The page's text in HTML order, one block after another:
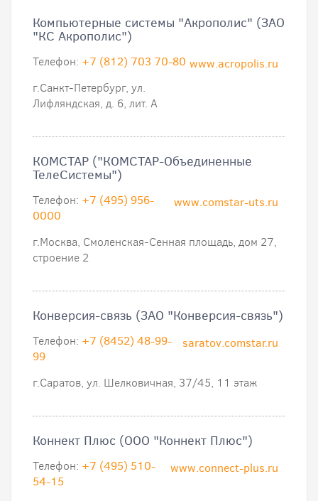
Компьютерные системы "Акрополис" (ЗАО
"КС Акрополис")
www.acropolis.ru
Телефон: +7 (812) 703 70-80
г.Санкт-Петербург, ул.
Лифляндская, д. 6, лит. А
КОМСТАР ("КОМСТАР-Объединенные
ТелеСистемы")
www.comstar-uts.ru
Телефон: +7 (495) 956-
0000
г.Москва, Смоленская-Сенная площадь, дом 27,
строение 2
Конверсия-связь (ЗАО "Конверсия-связь")
saratov.comstar.ru
Телефон: +7 (8452) 48-99-
99
г.Саратов, ул. Шелковичная, 37/45, 11 этаж
Коннект Плюс (ООО "Коннект Плюс")
www.connect-plus.ru
Телефон: +7 (495) 510-
54-15